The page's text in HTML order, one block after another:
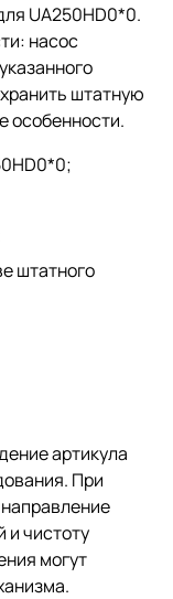
UA250HD0*0.
насос
штатную
особенности.
штатного
артикула
При
и чистоту
могут